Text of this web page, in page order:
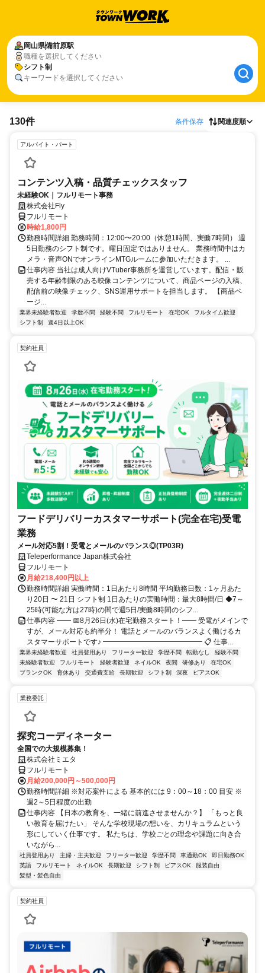
岡山県備前原駅
職種を選択してください
シフト制
キーワードを選択してください
130件 条件保存 関連度順
アルバイト・パート
コンテンツ入稿・品質チェックスタッフ
未経験OK｜フルリモート事務
株式会社Fly
フルリモート
時給1,800円
勤務時間詳細 勤務時間：12:00〜20:00（休憩1時間、実働7時間） 週
5日勤務のシフト制です。曜日固定ではありません。 業務時間中はカ
メラ・音声ONでオンラインMTGルームに参加いただきます。 ...
仕事内容 当社は成人向けVTuber事務所を運営しています。配信・販
売する年齢制限のある映像コンテンツについて、商品ページの入稿、
配信前の映像チェック、SNS運用サポートを担当します。 【商品ペ
ージ...
業界未経験者歓迎 学歴不問 経験不問 フルリモート 在宅OK
フルタイム歓迎
シフト制
週4日以上OK
契約社員
フードデリバリーカスタマーサポート(完全在宅)受電
業務
メール対応5割！受電とメールのバランス◎(TP03R)
Teleperformance Japan株式会社
フルリモート
月給218,400円以上
勤務時間詳細 実働時間：1日あたり8時間 平均勤務日数：1ヶ月あた
り20日 〜 21日 シフト制 1日あたりの実働時間：最大8時間/日 ◆7～
25時(可能な方は27時)の間で週5日/実働8時間のシフ...
仕事内容 ━━ 📅8月26日(水)在宅勤務スタート！━━ 受電がメインで
すが、メール対応も約半分！ 電話とメールのバランスよく働けるカ
スタマーサポートです♪ ━━━━━━━━━━━━━━ 📋 仕事...
業界未経験者歓迎 社員登用あり フリーター歓迎 学歴不問 転勤なし
経験不問
未経験者歓迎
フルリモート 経験者歓迎 ネイルOK 夜間 研修あり
在宅OK
ブランクOK
育休あり 交通費支給 長期歓迎 シフト制 深夜 ピアスOK
業務委託
探究コーディネーター
全国での大規模募集！
株式会社ミエタ
フルリモート
月給200,000円～500,000円
勤務時間詳細 ※対応案件による 基本的には 9：00～18：00 目安 ※
週2～5日程度の出勤
仕事内容 【日本の教育を、一緒に前進させませんか？】 「もっと良
い教育を届けたい」 そんな学校現場の想いを、カリキュラムという
形にしていく仕事です。 私たちは、学校ごとの理念や課題に向き合
いながら...
社員登用あり 主婦・主夫歓迎 フリーター歓迎 学歴不問 車通勤OK
即日勤務OK
英語
フルリモート ネイルOK 長期歓迎 シフト制 ピアスOK
服装自由
髪型・髪色自由
契約社員